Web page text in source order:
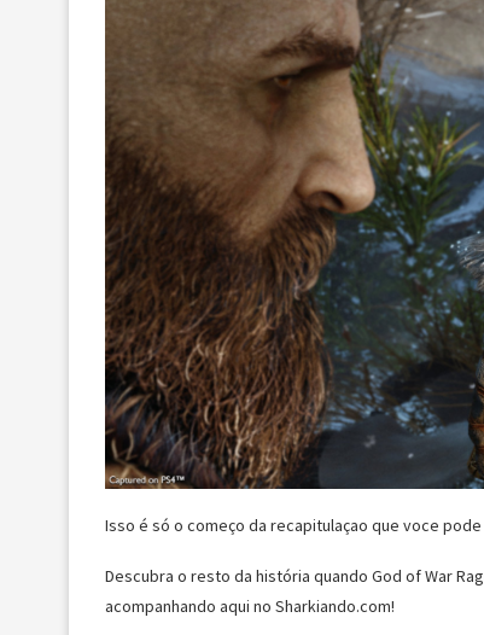
Isso é só o começo da recapitulaçao que voce
Descubra o resto da história quando God of War
acompanhando aqui no Sharkiando.com!